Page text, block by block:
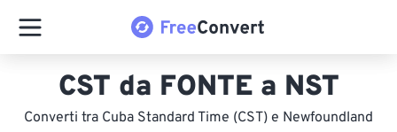
CST da FONTE a NST
Converti tra Cuba Standard Time (CST) e Newfoundland